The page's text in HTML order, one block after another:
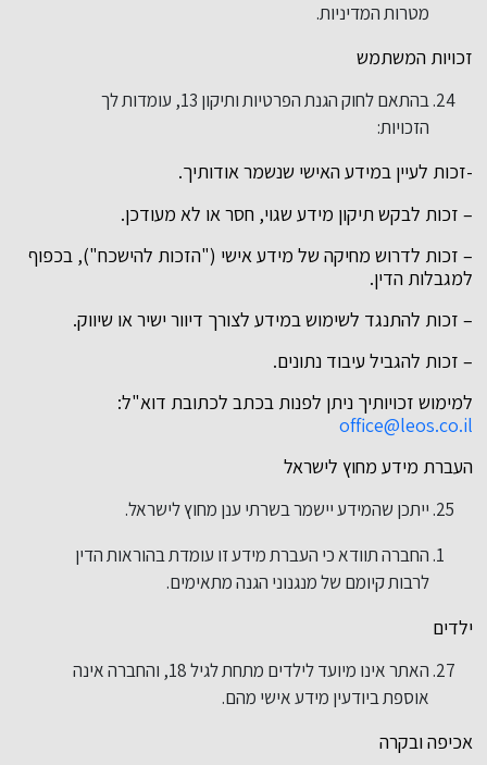
מטרות המדיניות.
זכויות המשתמש
בהתאם לחוק הגנת הפרטיות ותיקון 13, עומדות לך
הזכויות:
-זכות לעיין במידע האישי שנשמר אודותיך.
– זכות לבקש תיקון מידע שגוי, חסר או לא מעודכן.
– זכות לדרוש מחיקה של מידע אישי ("הזכות להישכח"), בכפוף
למגבלות הדין.
– זכות להתנגד לשימוש במידע לצורך דיוור ישיר או שיווק.
– זכות להגביל עיבוד נתונים.
למימוש זכויותיך ניתן לפנות בכתב לכתובת דוא"ל:
office@leos.co.il
העברת מידע מחוץ לישראל
ייתכן שהמידע יישמר בשרתי ענן מחוץ לישראל.
החברה תוודא כי העברת מידע זו עומדת בהוראות הדין
לרבות קיומם של מנגנוני הגנה מתאימים.
ילדים
האתר אינו מיועד לילדים מתחת לגיל 18, והחברה אינה
אוספת ביודעין מידע אישי מהם.
אכיפה ובקרה